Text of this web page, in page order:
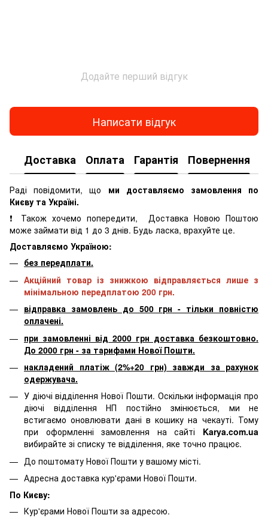
Додайте перший відгук
Написати відгук
Доставка Оплата Гарантія Повернення
Раді повідомити, що ми доставляємо замовлення по
Києву та Україні.
❗ Також хочемо попередити, Доставка Новою Поштою
може займати від 1 до 3 днів. Будь ласка, врахуйте це.
Доставляємо Україною:
без передплати.
Акційний товар із знижкою відправляється лише з
мінімальною передплатою 200 грн.
відправка замовлень до 500 грн - тільки повністю
оплачені.
при замовленні від 2000 грн доставка безкоштовно.
До 2000 грн - за тарифами Нової Пошти.
накладений платіж (2%+20 грн) завжди за рахунок
одержувача.
У діючі відділення Нової Пошти. Оскільки інформація про
діючі відділення НП постійно змінюється, ми не
встигаємо оновлювати дані в кошику на чекауті. Тому
при оформленні замовлення на сайті Karya.com.ua
вибирайте зі списку те відділення, яке точно працює.
До поштомату Нової Пошти у вашому місті.
Адресна доставка кур'єрами Нової Пошти.
По Києву:
Кур'єрами Нової Пошти за адресою.